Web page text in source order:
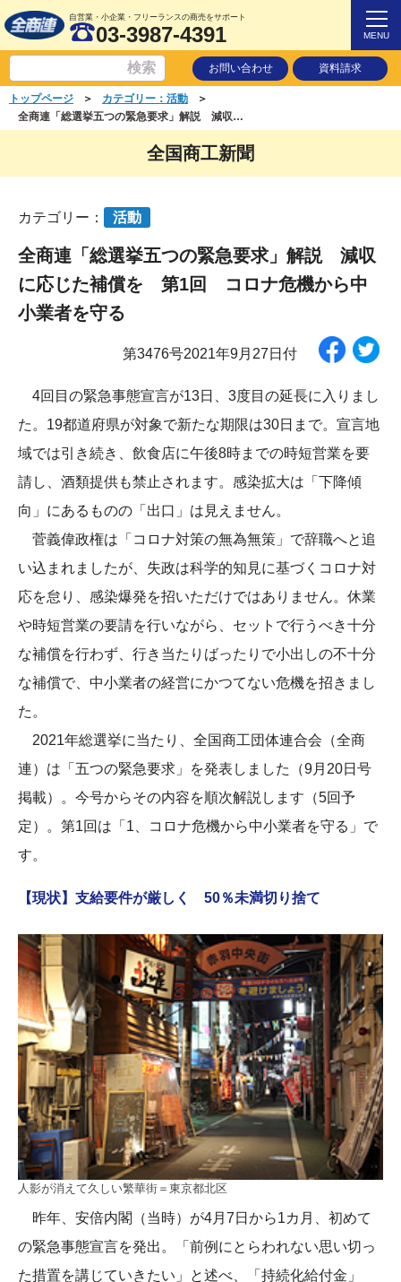
自営業・小企業・フリーランスの商売をサポート
03-3987-4391 MENU
お問い合わせ 資料請求
トップページ ＞ カテゴリー：活動
＞
全商連「総選挙五つの緊急要求」解説 減収に応じた補償を 第1回 コロナ危機から中小業者を守る
全国商工新聞
カテゴリー： 活動
全商連「総選挙五つの緊急要求」解説 減収
に応じた補償を 第1回 コロナ危機から中
小業者を守る
第3476号2021年9月27日付
4回目の緊急事態宣言が13日、3度目の延長に入りまし
た。19都道府県が対象で新たな期限は30日まで。宣言地
域では引き続き、飲食店に午後8時までの時短営業を要
請し、酒類提供も禁止されます。感染拡大は「下降傾
向」にあるものの「出口」は見えません。
菅義偉政権は「コロナ対策の無為無策」で辞職へと追
い込まれましたが、失政は科学的知見に基づくコロナ対
応を怠り、感染爆発を招いただけではありません。休業
や時短営業の要請を行いながら、セットで行うべき十分
な補償を行わず、行き当たりばったりで小出しの不十分
な補償で、中小業者の経営にかつてない危機を招きまし
た。
2021年総選挙に当たり、全国商工団体連合会（全商
連）は「五つの緊急要求」を発表しました（9月20日号
掲載）。今号からその内容を順次解説します（5回予
定）。第1回は「1、コロナ危機から中小業者を守る」で
す。
【現状】支給要件が厳しく 50％未満切り捨て
人影が消えて久しい繁華街＝東京都北区
昨年、安倍内閣（当時）が4月7日から1カ月、初めて
の緊急事態宣言を発出。「前例にとらわれない思い切っ
た措置を講じていきたい」と述べ、「持続化給付金」